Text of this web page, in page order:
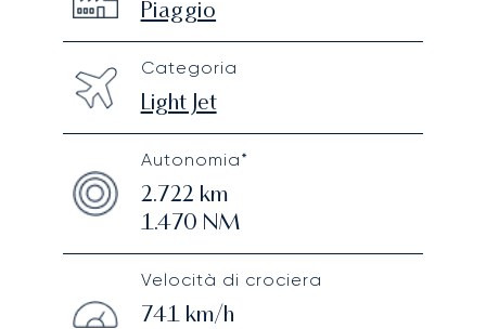
Piaggio
Categoria
Light Jet
Autonomia*
2.722 km
1.470 NM
Velocità di crociera
741km/h